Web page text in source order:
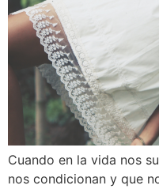
Cuando en la vida nos
nos condicionan y que